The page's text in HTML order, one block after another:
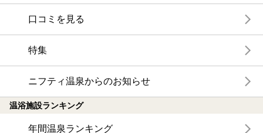
口コミを見る
特集
ニフティ温泉からのお知らせ
温浴施設ランキング
年間温泉ランキング